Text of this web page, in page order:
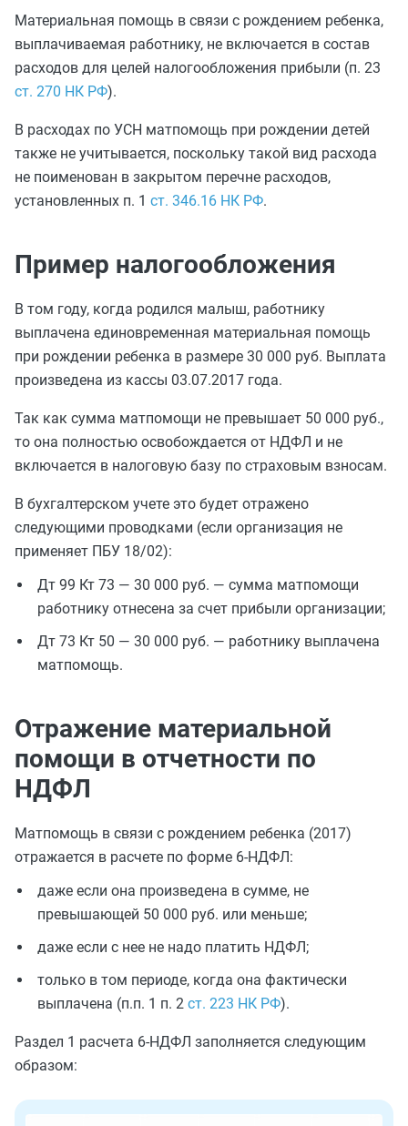
Материальная помощь в связи с рождением ребенка,
выплачиваемая работнику, не включается в состав
расходов для целей налогообложения прибыли (п. 23
ст. 270 НК РФ).
В расходах по УСН матпомощь при рождении детей
также не учитывается, поскольку такой вид расхода
не поименован в закрытом перечне расходов,
установленных п. 1 ст. 346.16 НК РФ.
Пример налогообложения
В том году, когда родился малыш, работнику
выплачена единовременная материальная помощь
при рождении ребенка в размере 30 000 руб. Выплата
произведена из кассы 03.07.2017 года.
Так как сумма матпомощи не превышает 50 000 руб.,
то она полностью освобождается от НДФЛ и не
включается в налоговую базу по страховым взносам.
В бухгалтерском учете это будет отражено
следующими проводками (если организация не
применяет ПБУ 18/02):
Дт 99 Кт 73 — 30 000 руб. — сумма матпомощи
работнику отнесена за счет прибыли организации;
Дт 73 Кт 50 — 30 000 руб. — работнику выплачена
матпомощь.
Отражение материальной
помощи в отчетности по
НДФЛ
Матпомощь в связи с рождением ребенка (2017)
отражается в расчете по форме 6-НДФЛ:
даже если она произведена в сумме, не
превышающей 50 000 руб. или меньше;
даже если с нее не надо платить НДФЛ;
только в том периоде, когда она фактически
выплачена (п.п. 1 п. 2 ст. 223 НК РФ).
Раздел 1 расчета 6-НДФЛ заполняется следующим
образом: